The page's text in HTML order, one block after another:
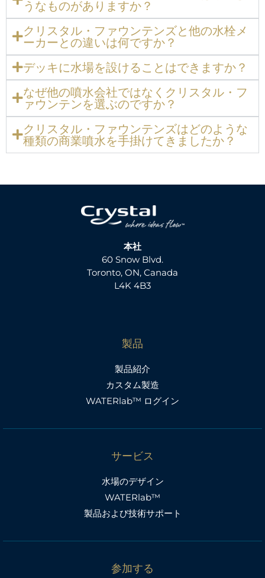
うなものがありますか？
クリスタル・ファウンテンズと他の水栓メ
ーカーとの違いは何ですか？
デッキに水場を設けることはできますか？
なぜ他の噴水会社ではなくクリスタル・フ
ァウンテンを選ぶのですか？
クリスタル・ファウンテンズはどのような
種類の商業噴水を手掛けてきましたか？
本社
60 Snow Blvd.
Toronto, ON, Canada
L4K 4B3
製品
製品紹介
カスタム製造
WATERlab™ ログイン
サービス
水場のデザイン
WATERlab™
製品および技術サポート
参加する